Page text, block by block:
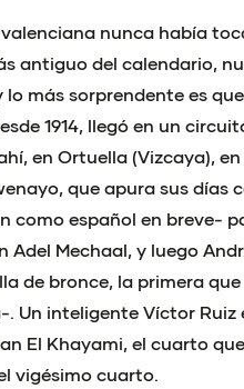
valenciana nunca había
antiguo del calendario,
más sorprendente es
1914, llegó en un
en Ortuella (Vizcaya),
que apura sus días
como español en breve-
Adel Mechaal, y luego
de bronce, la primera
. Un inteligente Víctor
El Khayami, el cuarto
vigésimo cuarto.